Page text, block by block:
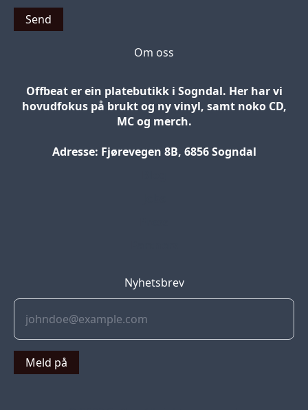
Send
Om oss
Offbeat er ein platebutikk i Sogndal. Her har vi
hovudfokus på brukt og ny vinyl, samt noko CD,
MC og merch.
Adresse: Fjørevegen 8B, 6856 Sogndal
Nyhetsbrev
Meld på